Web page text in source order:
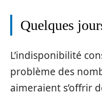
Quelques
L’indisponibilité
problème des
aimeraient s’offrir